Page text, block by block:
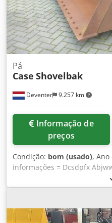
Deventer 9.257 km
Pá
Case Shovelbak
preços
Condição: bom (usado),
informações = Dcsdpfx
2018 Adequado para:
troca rápida: Sim Condição
boa Por favor, entre em
mais informações.